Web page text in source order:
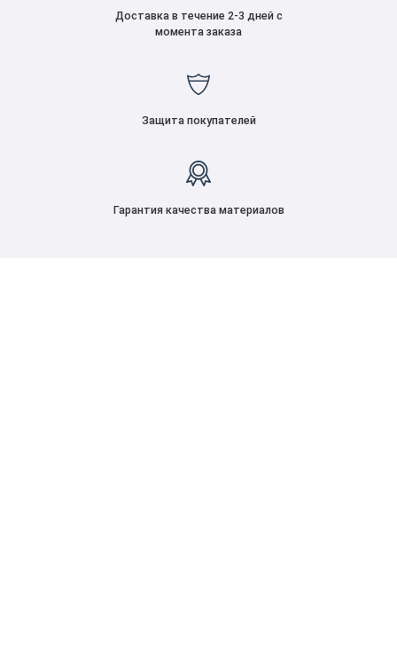
Доставка в течение 2-3 дней с
момента заказа
Защита покупателей
Гарантия качества материалов